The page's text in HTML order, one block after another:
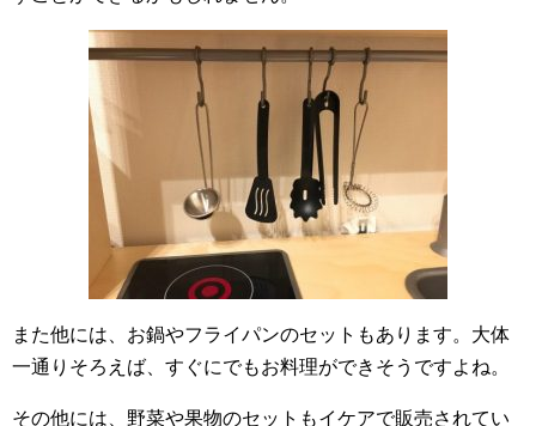
また他には、お鍋やフライパンのセットもあります。大体
一通りそろえば、すぐにでもお料理ができそうですよね。
その他には、野菜や果物のセットもイケアで販売されてい